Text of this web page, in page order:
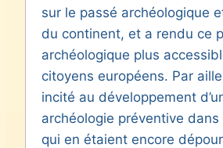
sur le passé archéologique
du continent, et a rendu ce
archéologique plus
citoyens européens. Par
incité au développement
archéologie préventive
qui en étaient encore